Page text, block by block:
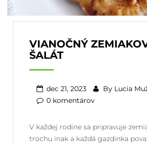
VIANOČNÝ
ŠALÁT
dec 21, 2023 By Lucia
0 komentárov
V každej rodine sa pripravuje
trochu inak a každá gazdinka